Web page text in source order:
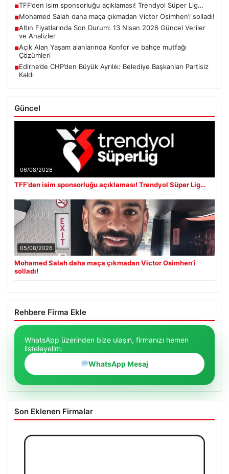
■TFF’den isim sponsorluğu açıklaması! Trendyol Süper Lig…
■Mohamed Salah daha maça çıkmadan Victor Osimhen’i solladı!
■Altın Fiyatlarında Son Durum: 13 Nisan 2026 Güncel Veriler
ve Analizler
■Açık Alan Yaşam alanlarında Konfor ve bahçe mutfağı
Çözümleri
■Edirne’de CHP’den Büyük Ayrılık: Belediye Başkanları Partisiz
Kaldı
Güncel
06/08/2026
TFF’den isim sponsorluğu açıklaması! Trendyol Süper Lig…
05/08/2026
Mohamed Salah daha maça çıkmadan Victor Osimhen’i
solladı!
Rehbere Firma Ekle
WhatsApp üzerinden bize ulaşın, firmanızı hemen
listeleyelim.
WhatsApp Mesaj
Son Eklenen Firmalar